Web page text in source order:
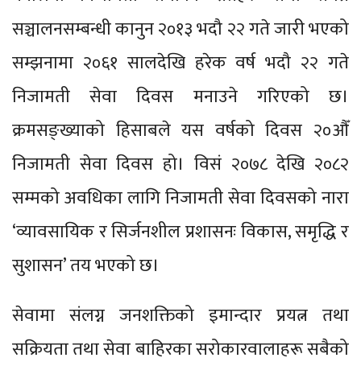
सञ्चालनसम्बन्धी कानुन २०१३ भदौ २२ गते जारी भएको
सम्झनामा २०६१ सालदेखि हरेक वर्ष भदौ २२ गते
निजामती सेवा दिवस मनाउने गरिएको छ।
क्रमसङ्ख्याको हिसाबले यस वर्षको दिवस २०औँ
निजामती सेवा दिवस हो। विसं २०७८ देखि २०८२
सम्मको अवधिका लागि निजामती सेवा दिवसको नारा
‘व्यावसायिक र सिर्जनशील प्रशासनः विकास, समृद्धि र
सुशासन’ तय भएको छ।
सेवामा संलग्न जनशक्तिको इमान्दार प्रयत्न तथा
सक्रियता तथा सेवा बाहिरका सरोकारवालाहरू सबैको